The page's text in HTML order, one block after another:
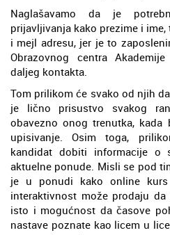
Naglašavamo da je
prijavljivanja kako prezime i
i mejl adresu, jer je to
Obrazovnog centra
daljeg kontakta.
Tom prilikom će svako od njih
je lično prisustvo svakog
obavezno onog trenutka,
upisivanje. Osim toga,
kandidat dobiti informacije o
aktuelne ponude. Misli se pod
je u ponudi kako online
interaktivnost može prodaju
isto i mogućnost da časove
nastave poznate kao licem u